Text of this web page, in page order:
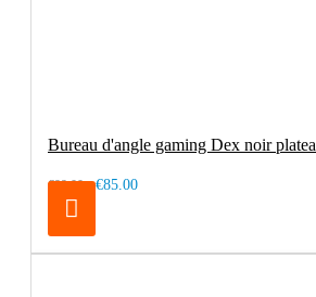
Bureau d'angle gaming Dex noir
€99.00 €85.00